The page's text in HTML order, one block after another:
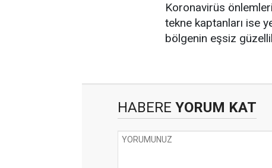
Koronavirüs
tekne kaptanları ise
bölgenin eşsiz
HABERE YORUM KAT